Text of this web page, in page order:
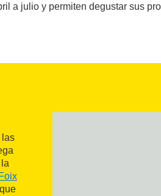
a julio y permiten degustar sus
las